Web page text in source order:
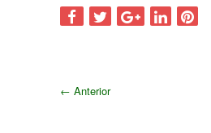
← Anterior